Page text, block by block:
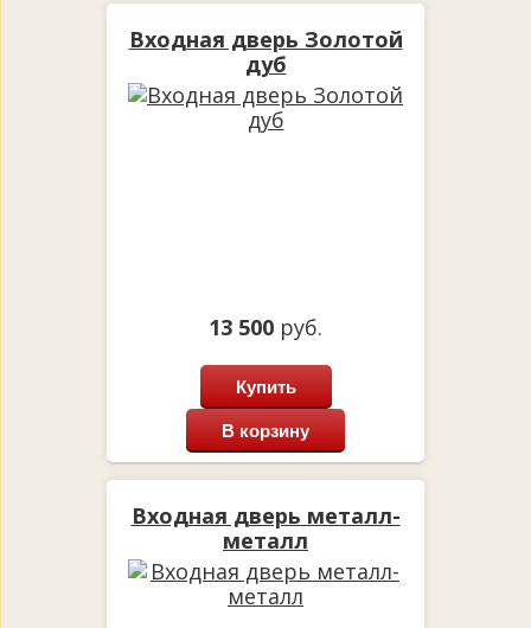
Входная дверь Золотой
дуб
13 500 руб.
Купить
В корзину
Входная дверь металл-
металл